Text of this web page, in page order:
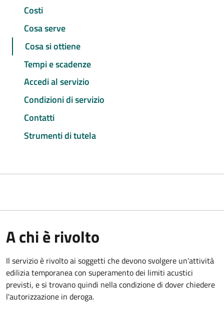
Costi
Cosa serve
Cosa si ottiene
Tempi e scadenze
Accedi al servizio
Condizioni di servizio
Contatti
Strumenti di tutela
A chi è rivolto
Il servizio è rivolto ai soggetti che devono svolgere un'attività
edilizia temporanea con superamento dei limiti acustici
previsti, e si trovano quindi nella condizione di dover chiedere
l'autorizzazione in deroga.